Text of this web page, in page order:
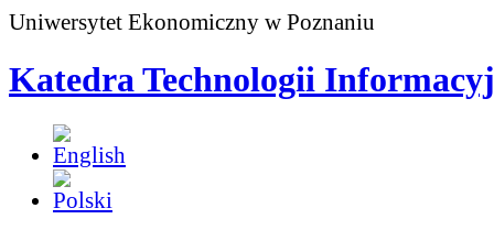
Uniwersytet Ekonomiczny w Poznaniu
Katedra Technologii